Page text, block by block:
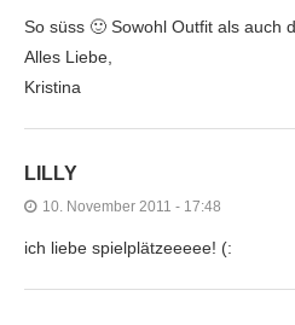
So süss 🙂 Sowohl Outfit als auch
Alles Liebe,
Kristina
LILLY
10. November 2011 - 17:48
ich liebe spielplätzeeeee! (: